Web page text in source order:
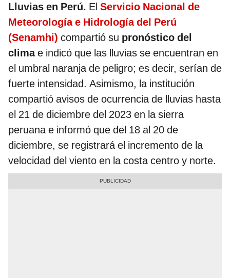
Lluvias en Perú. El Servicio Nacional de
Meteorología e Hidrología del Perú
(Senamhi) compartió su pronóstico del
climae indicó que las lluvias se encuentran en
el umbral naranja de peligro; es decir, serían de
fuerte intensidad. Asimismo, la institución
compartió avisos de ocurrencia de lluvias hasta
el 21 de diciembre del 2023 en la sierra
peruana e informó que del 18 al 20 de
diciembre, se registrará el incremento de la
velocidad del viento en la costa centro y norte.